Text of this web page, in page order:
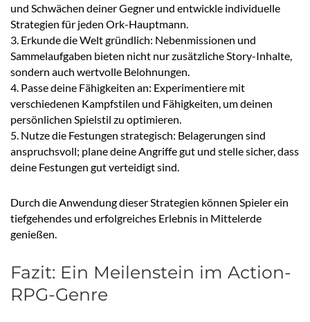
und Schwächen deiner Gegner und entwickle individuelle
Strategien für jeden Ork-Hauptmann.
3. Erkunde die Welt gründlich: Nebenmissionen und
Sammelaufgaben bieten nicht nur zusätzliche Story-Inhalte,
sondern auch wertvolle Belohnungen.
4. Passe deine Fähigkeiten an: Experimentiere mit
verschiedenen Kampfstilen und Fähigkeiten, um deinen
persönlichen Spielstil zu optimieren.
5. Nutze die Festungen strategisch: Belagerungen sind
anspruchsvoll; plane deine Angriffe gut und stelle sicher, dass
deine Festungen gut verteidigt sind.
Durch die Anwendung dieser Strategien können Spieler ein
tiefgehendes und erfolgreiches Erlebnis in Mittelerde
genießen.
Fazit: Ein Meilenstein im Action-
RPG-Genre